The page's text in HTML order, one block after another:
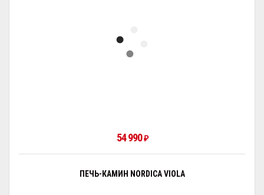
54 990₽
ПЕЧЬ-КАМИН NORDICA VIOLA